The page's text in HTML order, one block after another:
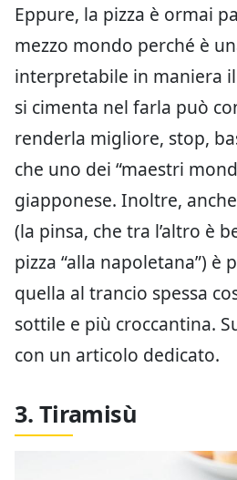
Eppure, la pizza è ormai
mezzo mondo perché è
interpretabile in maniera
si cimenta nel farla può
renderla migliore, stop,
che uno dei “maestri
giapponese. Inoltre,
(la pinsa, che tra l’altro è
pizza “alla napoletana”) è
quella al trancio spessa
sottile e più croccantina.
con un articolo dedicato.
3. Tiramisù